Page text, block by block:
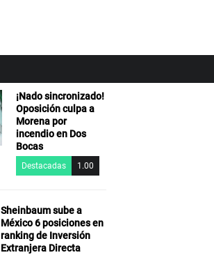
¡Nado sincronizado!
Oposición culpa a
Morena por
incendio en Dos
Bocas
Destacadas 1.00
Sheinbaum sube a
México 6 posiciones en
ranking de Inversión
Extranjera Directa